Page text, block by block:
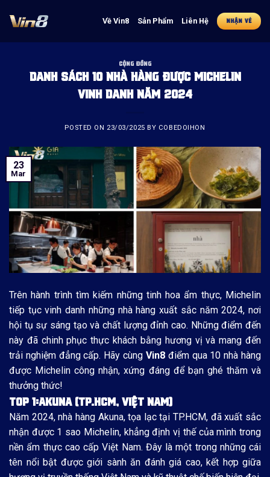
Về Vin8 Sản Phẩm Liên Hệ NHẬN VÉ
CỘNG ĐỒNG
DANH SÁCH 10 NHÀ HÀNG ĐƯỢC MICHELIN
VINH DANH NĂM 2024
POSTED ON 23/03/2025 BY COBEDOIHON
23
Mar
Trên hành trình tìm kiếm những tinh hoa ẩm thực, Michelin
tiếp tục vinh danh những nhà hàng xuất sắc năm 2024, nơi
hội tụ sự sáng tạo và chất lượng đỉnh cao. Những điểm đến
này đã chinh phục thực khách bằng hương vị và mang đến
trải nghiệm đẳng cấp. Hãy cùng Vin8điểm qua 10 nhà hàng
được Michelin công nhận, xứng đáng để bạn ghé thăm và
thưởng thức!
TOP 1:AKUNA (TP.HCM, VIỆT NAM)
Năm 2024, nhà hàng Akuna, tọa lạc tại TP.HCM, đã xuất sắc
nhận được 1 sao Michelin, khẳng định vị thế của mình trong
nền ẩm thực cao cấp Việt Nam. Đây là một trong những cái
tên nổi bật được giới sành ăn đánh giá cao, kết hợp giữa